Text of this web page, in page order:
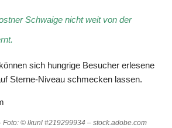
Schwaige nicht weit von der
sich hungrige Besucher erlesene
Sterne-Niveau schmecken lassen.
Foto: © lkunl #219299934 – stock.adobe.com